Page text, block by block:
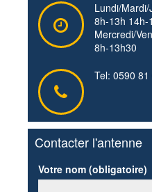
Lundi/Mardi/
8h-13h 14h-
Mercredi/
8h-13h30
Tel: 0590 81
Contacter l'antenne
Votre nom (obligatoire)